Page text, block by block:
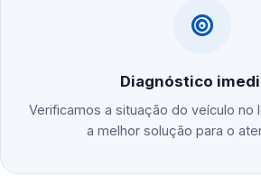
Diagnóstico
Verificamos a situação do veículo no
a melhor solução para o